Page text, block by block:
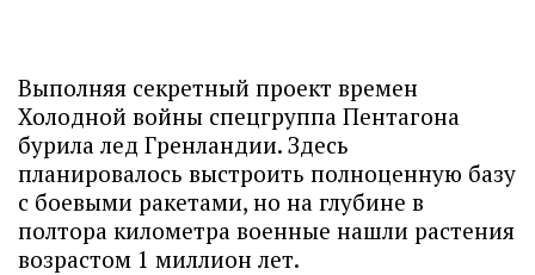
Выполняя секретный проект времен
Холодной войны спецгруппа Пентагона
бурила лед Гренландии. Здесь
планировалось выстроить полноценную базу
с боевыми ракетами, но на глубине в
полтора километра военные нашли растения
возрастом 1 миллион лет.